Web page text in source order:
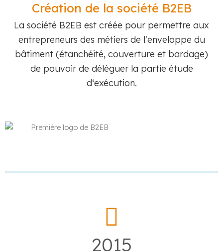
Création de la société B2EB
La société B2EB est créée pour permettre aux
entrepreneurs des métiers de l'enveloppe du
bâtiment (étanchéité, couverture et bardage)
de pouvoir de déléguer la partie étude
d‘exécution.
2015